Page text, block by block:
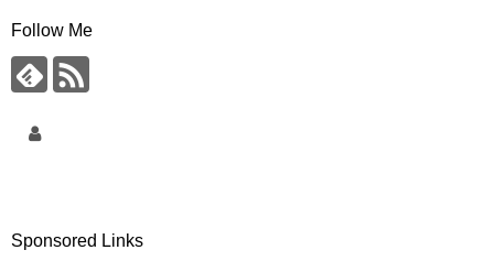
Follow Me
Sponsored Links